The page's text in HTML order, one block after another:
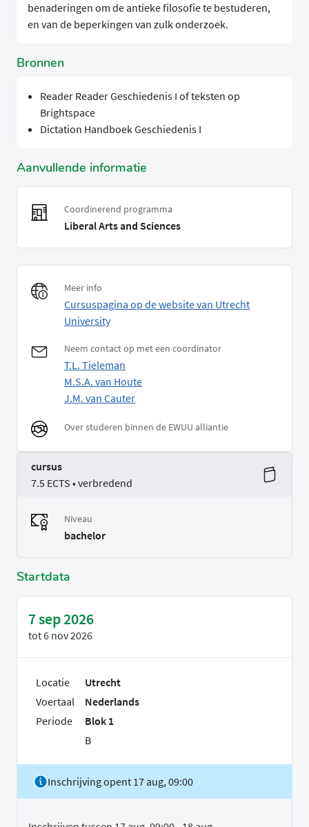
benaderingen om de antieke filosofie te bestuderen,
en van de beperkingen van zulk onderzoek.
Bronnen
Reader Reader Geschiedenis I of teksten op
Brightspace
Dictation Handboek Geschiedenis I
Aanvullende informatie
Coordinerend programma
Liberal Arts and Sciences
Meer info
Cursuspagina op de website van Utrecht
University
Neem contact op met een coordinator
T.L. Tieleman
M.S.A. van Houte
J.M. van Cauter
Over studeren binnen de EWUU alliantie
cursus
7.5 ECTS • verbredend
Niveau
bachelor
Startdata
7 sep 2026
tot6 nov 2026
Locatie
Utrecht
Voertaal
Nederlands
Periode
Blok 1
B
Inschrijving opent 17 aug, 09:00